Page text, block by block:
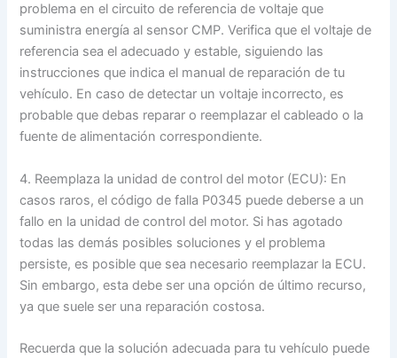
problema en el circuito de referencia de voltaje que
suministra energía al sensor CMP. Verifica que el voltaje de
referencia sea el adecuado y estable, siguiendo las
instrucciones que indica el manual de reparación de tu
vehículo. En caso de detectar un voltaje incorrecto, es
probable que debas reparar o reemplazar el cableado o la
fuente de alimentación correspondiente.
4. Reemplaza la unidad de control del motor (ECU): En
casos raros, el código de falla P0345 puede deberse a un
fallo en la unidad de control del motor. Si has agotado
todas las demás posibles soluciones y el problema
persiste, es posible que sea necesario reemplazar la ECU.
Sin embargo, esta debe ser una opción de último recurso,
ya que suele ser una reparación costosa.
Recuerda que la solución adecuada para tu vehículo puede